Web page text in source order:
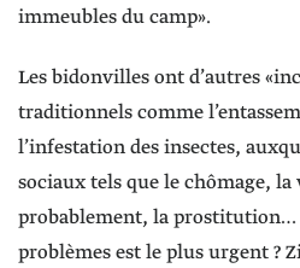
immeubles du camp».
Les bidonvilles ont d’autres
traditionnels comme
l’infestation des insectes,
sociaux tels que le chômage,
probablement, la prostitution…
problèmes est le plus urgent ?